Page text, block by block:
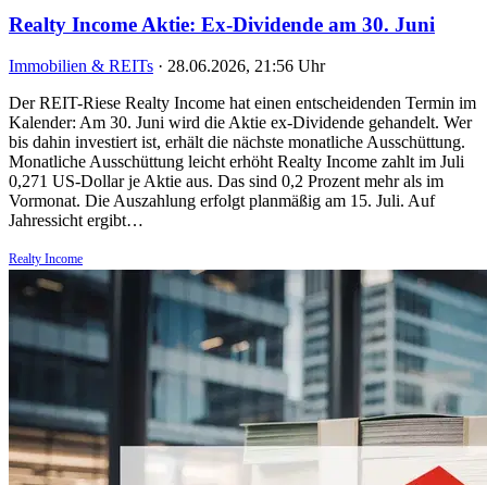
Realty Income Aktie: Ex-Dividende am 30. Juni
Immobilien & REITs · 28.06.2026, 21:56 Uhr
Der REIT-Riese Realty Income hat einen entscheidenden Termin im
Kalender: Am 30. Juni wird die Aktie ex-Dividende gehandelt. Wer
bis dahin investiert ist, erhält die nächste monatliche Ausschüttung.
Monatliche Ausschüttung leicht erhöht Realty Income zahlt im Juli
0,271 US-Dollar je Aktie aus. Das sind 0,2 Prozent mehr als im
Vormonat. Die Auszahlung erfolgt planmäßig am 15. Juli. Auf
Jahressicht ergibt…
Realty Income